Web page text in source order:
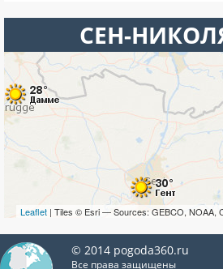
СЕН-
Leaflet | Tiles © Esri — Sources: GEBCO, NOAA,
© 2014 pogoda360.ru
Все права защищены